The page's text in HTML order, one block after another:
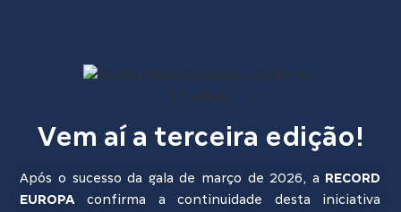
Vem aí a terceira edição!
Após o sucesso da gala de março de 2026, a RECORD
EUROPAconfirma a continuidade desta iniciativa